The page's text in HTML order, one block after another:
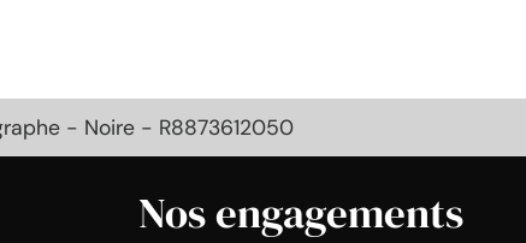
- Noire - R8873612050
Nos engagements